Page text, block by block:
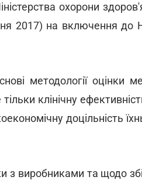
охорони
2017) на включення до
методології оцінки
клінічну
доцільність
з виробниками та щодо